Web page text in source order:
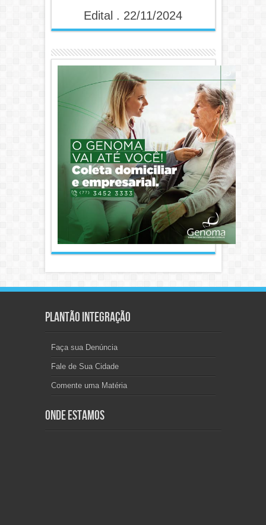
Edital . 22/11/2024
Plantão Integração
Faça sua Denúncia
Fale de Sua Cidade
Comente uma Matéria
Onde Estamos